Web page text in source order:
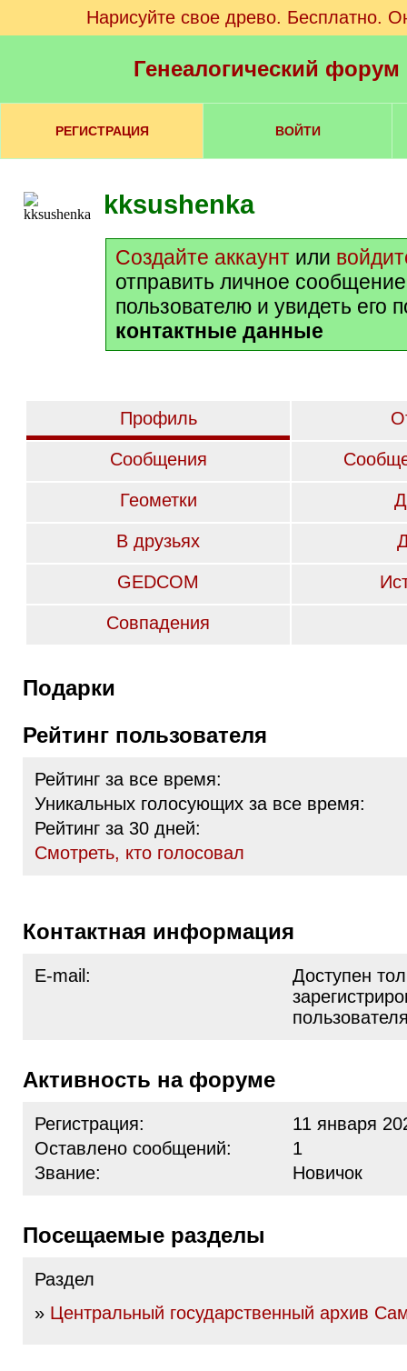
Нарисуйте свое древо. Бесплатно.
Генеалогический
РЕГИСТРАЦИЯ ВОЙТИ
kksushenka
Создайте аккаунт или
отправить личное
пользователю и увидеть его
контактные данные
Профиль
Сообщения
Геометки
В друзьях
GEDCOM
Совпадения
Подарки
Рейтинг пользователя
Рейтинг за все время:
Уникальных голосующих за все время:
Рейтинг за 30 дней:
Cмотреть, кто голосовал
Контактная информация
E-mail:
Доступен
Активность на форуме
Регистрация:
11 января
Оставлено сообщений:
1
Звание:
Новичок
Посещаемые разделы
Раздел
» Центральный государственный архив